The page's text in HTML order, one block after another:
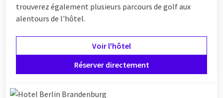
trouverez également plusieurs parcours de golf aux
alentours de l'hôtel.
Voir l'hôtel
Réserver directement